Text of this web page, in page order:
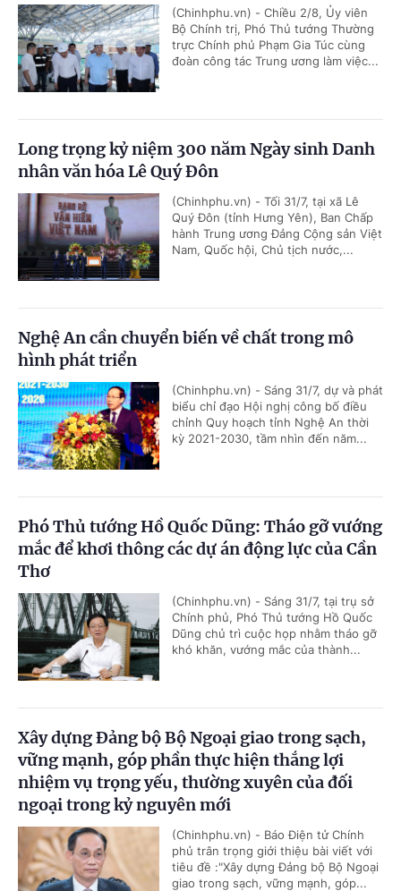
(Chinhphu.vn) - Chiều 2/8, Ủy viên
Bộ Chính trị, Phó Thủ tướng Thường
trực Chính phủ Phạm Gia Túc cùng
đoàn công tác Trung ương làm việc...
Long trọng kỷ niệm 300 năm Ngày sinh Danh
nhân văn hóa Lê Quý Đôn
(Chinhphu.vn) - Tối 31/7, tại xã Lê
Quý Đôn (tỉnh Hưng Yên), Ban Chấp
hành Trung ương Đảng Cộng sản Việt
Nam, Quốc hội, Chủ tịch nước,...
Nghệ An cần chuyển biến về chất trong mô
hình phát triển
(Chinhphu.vn) - Sáng 31/7, dự và phát
biểu chỉ đạo Hội nghị công bố điều
chỉnh Quy hoạch tỉnh Nghệ An thời
kỳ 2021-2030, tầm nhìn đến năm...
Phó Thủ tướng Hồ Quốc Dũng: Tháo gỡ vướng
mắc để khơi thông các dự án động lực của Cần
Thơ
(Chinhphu.vn) - Sáng 31/7, tại trụ sở
Chính phủ, Phó Thủ tướng Hồ Quốc
Dũng chủ trì cuộc họp nhằm tháo gỡ
khó khăn, vướng mắc của thành...
Xây dựng Đảng bộ Bộ Ngoại giao trong sạch,
vững mạnh, góp phần thực hiện thắng lợi
nhiệm vụ trọng yếu, thường xuyên của đối
ngoại trong kỷ nguyên mới
(Chinhphu.vn) - Báo Điện tử Chính
phủ trân trọng giới thiệu bài viết với
tiêu đề :"Xây dựng Đảng bộ Bộ Ngoại
giao trong sạch, vững mạnh, góp...